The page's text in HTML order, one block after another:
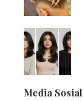
Media Sosial